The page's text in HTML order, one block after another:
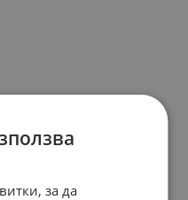
за да